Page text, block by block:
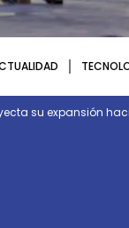
su expansión